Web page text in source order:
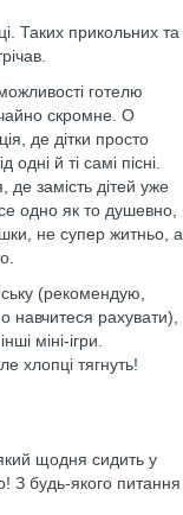
Таких прикольних та
готелю
скромне. О
де дітки просто
й ті самі пісні.
де замість дітей уже
одно як то душевно,
не супер житньо, а
(рекомендую,
навчитеся рахувати),
міні-ігри.
хлопці тягнуть!
щодня сидить у
З будь-якого питання